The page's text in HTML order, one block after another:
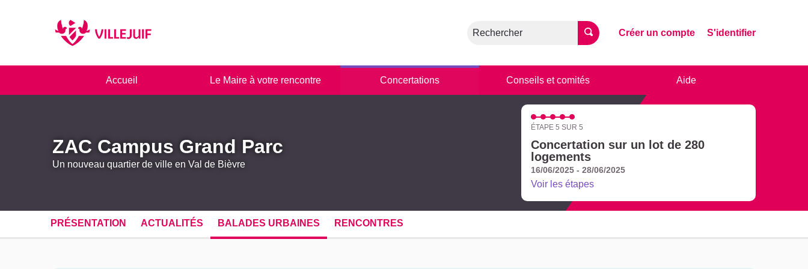
Rechercher Créer un compte S'identifier
Accueil Le Maire à votre rencontre Concertations Conseils et comités Aide
ZAC Campus Grand Parc
Un nouveau quartier de ville en Val de Bièvre
ÉTAPE 5 SUR 5
Concertation sur un lot de 280
logements
16/06/2025 - 28/06/2025
Voir les étapes
PRÉSENTATION ACTUALITÉS BALADES URBAINES RENCONTRES